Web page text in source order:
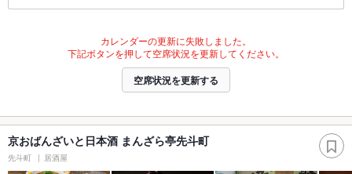
カレンダーの更新に失敗しました。
下記ボタンを押して空席状況を更新してください。
空席状況を更新する
京おばんざいと日本酒 まんざら亭先斗町
先斗町 居酒屋